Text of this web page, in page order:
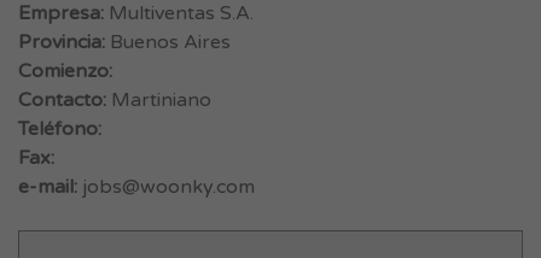
Empresa: Multiventas S.A.
Provincia: Buenos Aires
Comienzo:
Contacto: Martiniano
Teléfono:
Fax:
e-mail: jobs@woonky.com